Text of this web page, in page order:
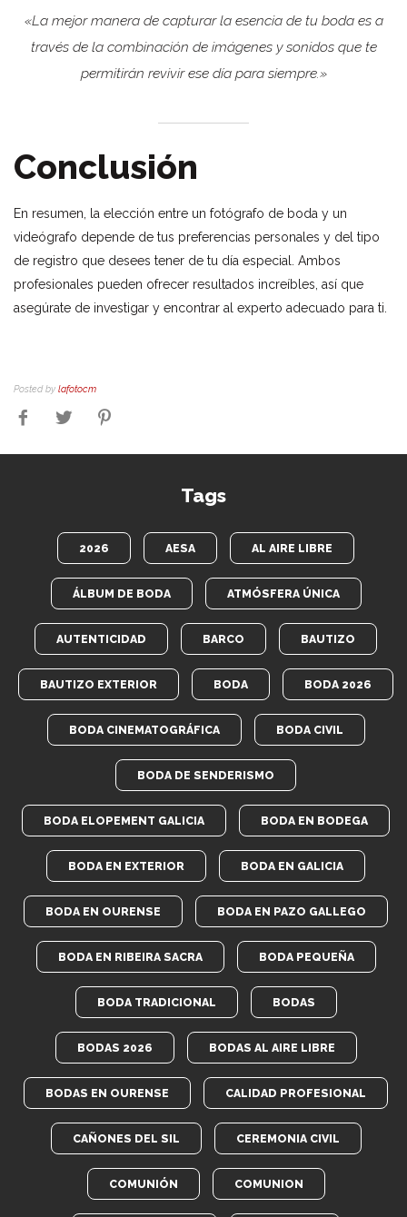
«La mejor manera de capturar la esencia de tu boda es a
través de la combinación de imágenes y sonidos que te
permitirán revivir ese día para siempre.»
Conclusión
En resumen, la elección entre un fotógrafo de boda y un
videógrafo depende de tus preferencias personales y del tipo
de registro que desees tener de tu día especial. Ambos
profesionales pueden ofrecer resultados increíbles, así que
asegúrate de investigar y encontrar al experto adecuado para ti.
Posted by lafotocm
Tags
2026 AESA AL AIRE LIBRE
ÁLBUM DE BODA ATMÓSFERA ÚNICA
AUTENTICIDAD BARCO BAUTIZO
BAUTIZO EXTERIOR BODA BODA 2026
BODA CINEMATOGRÁFICA BODA CIVIL
BODA DE SENDERISMO
BODA ELOPEMENT GALICIA BODA EN BODEGA
BODA EN EXTERIOR BODA EN GALICIA
BODA EN OURENSE BODA EN PAZO GALLEGO
BODA EN RIBEIRA SACRA BODA PEQUEÑA
BODA TRADICIONAL BODAS
BODAS 2026 BODAS AL AIRE LIBRE
BODAS EN OURENSE CALIDAD PROFESIONAL
CAÑONES DEL SIL CEREMONIA CIVIL
COMUNIÓN COMUNION